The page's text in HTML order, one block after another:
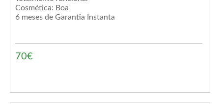
Cosmética: Boa
6 meses de Garantia Instanta
70€